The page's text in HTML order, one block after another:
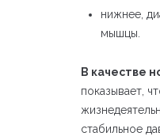
нижнее,
мышцы.
В качестве
показывает,
стабильное